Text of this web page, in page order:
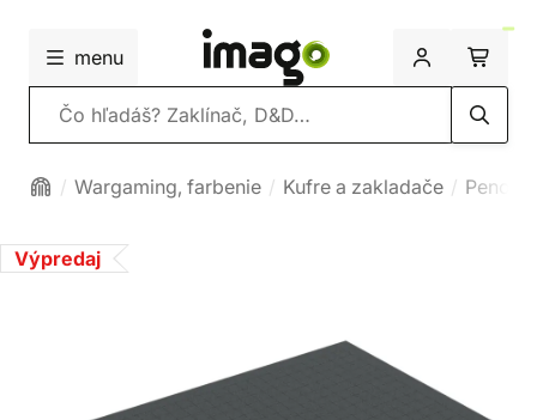
menu
Vyhľadávanie
Wargaming, farbenie Kufre a zakladače
Výpredaj